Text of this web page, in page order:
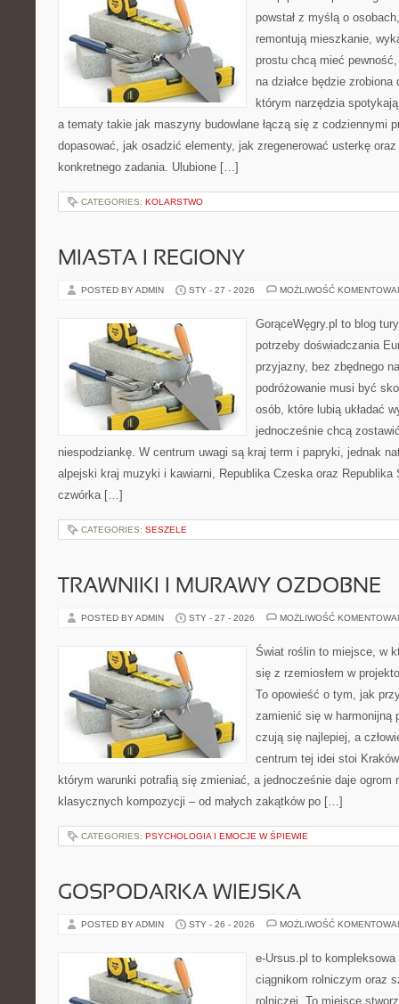
powstał z myślą o
remontują mieszkanie,
prostu chcą mieć
na działce będzie zrobiona
którym narzędzia
a tematy takie jak maszyny budowlane łączą się z codziennymi
dopasować, jak osadzić elementy, jak zregenerować usterkę oraz
konkretnego zadania. Ulubione […]
CATEGORIES: KOLARSTWO
MIASTA I REGIONY
POSTED BY ADMIN STY - 27 - 2026 MOŻLIWOŚĆ
GorąceWęgry.pl to blog
potrzeby doświadczania
przyjazny, bez zbędnego
podróżowanie musi być
osób, które lubią układać
jednocześnie chcą
niespodziankę. W centrum uwagi są kraj term i papryki, jednak
alpejski kraj muzyki i kawiarni, Republika Czeska oraz Republika
czwórka […]
CATEGORIES: SESZELE
TRAWNIKI I MURAWY OZDOBNE
POSTED BY ADMIN STY - 27 - 2026 MOŻLIWOŚĆ
Świat roślin to miejsce, w
się z rzemiosłem w
To opowieść o tym, jak
zamienić się w harmonijną
czują się najlepiej, a
centrum tej idei stoi
którym warunki potrafią się zmieniać, a jednocześnie daje ogrom
klasycznych kompozycji – od małych zakątków po […]
CATEGORIES: PSYCHOLOGIA I EMOCJE W ŚPIEWIE
GOSPODARKA WIEJSKA
POSTED BY ADMIN STY - 26 - 2026 MOŻLIWOŚĆ
e-Ursus.pl to
ciągnikom rolniczym oraz
rolniczej. To miejsce